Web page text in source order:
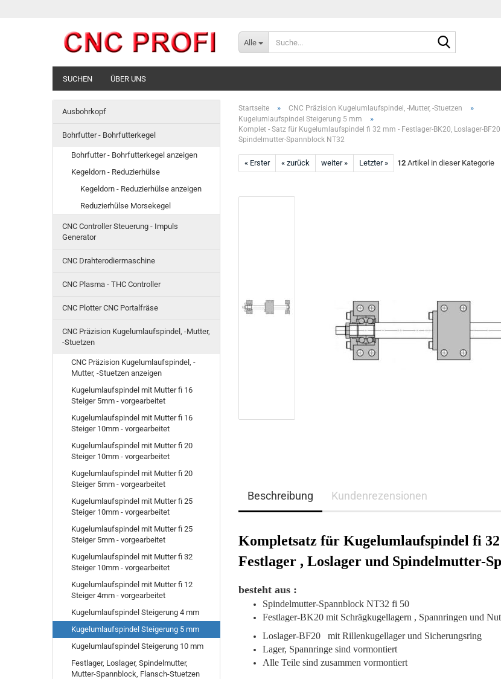
Alle
SUCHEN ÜBER UNS
Startseite » CNC Präzision Kugelumlaufspindel, -Mutter, -Stuetzen »
Kugelumlaufspindel Steigerung 5 mm »
Komplet - Satz für Kugelumlaufspindel fi 32 mm - Festlager-BK20, Loslager-BF20
Spindelmutter-Spannblock NT32
« Erster « zurück weiter » Letzter » 12Artikel in dieser Kategorie
Beschreibung Kundenrezensionen
Kompletsatz für Kugelumlaufspindel fi 32
Festlager , Loslager und Spindelmutter-
besteht aus :
Spindelmutter-Spannblock NT32 fi 50
Festlager-BK20 mit Schrägkugellagern , Spannringen und
Loslager-BF20
mit Rillenkugellager und Sicherungsring
Lager, Spannringe sind vormontiert
Alle Teile sind zusammen vormontiert
Ausbohrkopf
Bohrfutter - Bohrfutterkegel
Bohrfutter - Bohrfutterkegel anzeigen
Kegeldorn - Reduzierhülse
Kegeldorn - Reduzierhülse anzeigen
Reduzierhülse Morsekegel
CNC Controller Steuerung - Impuls
Generator
CNC Drahterodiermaschine
CNC Plasma - THC Controller
CNC Plotter CNC Portalfräse
CNC Präzision Kugelumlaufspindel, -Mutter,
-Stuetzen
CNC Präzision Kugelumlaufspindel, -
Mutter, -Stuetzen anzeigen
Kugelumlaufspindel mit Mutter fi 16
Steiger 5mm - vorgearbeitet
Kugelumlaufspindel mit Mutter fi 16
Steiger 10mm - vorgearbeitet
Kugelumlaufspindel mit Mutter fi 20
Steiger 10mm - vorgearbeitet
Kugelumlaufspindel mit Mutter fi 20
Steiger 5mm - vorgearbeitet
Kugelumlaufspindel mit Mutter fi 25
Steiger 10mm - vorgearbeitet
Kugelumlaufspindel mit Mutter fi 25
Steiger 5mm - vorgearbeitet
Kugelumlaufspindel mit Mutter fi 32
Steiger 10mm - vorgearbeitet
Kugelumlaufspindel mit Mutter fi 12
Steiger 4mm - vorgearbeitet
Kugelumlaufspindel Steigerung 4 mm
Kugelumlaufspindel Steigerung 5 mm
Kugelumlaufspindel Steigerung 10 mm
Festlager, Loslager, Spindelmutter,
Mutter-Spannblock, Flansch-Stuetzen